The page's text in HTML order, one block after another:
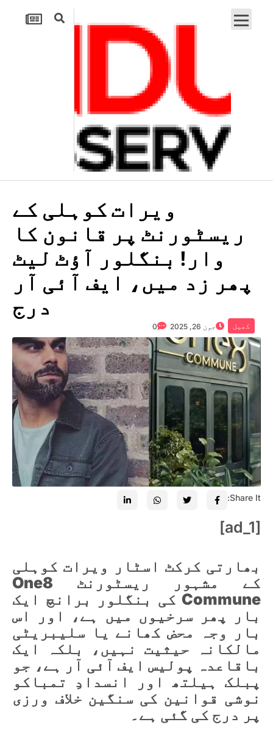
ویرات کوہلی کے
ریسٹورنٹ پر قانون کا
وار! بنگلور آؤٹ لیٹ
پھر زد میں، ایف آئی آر
درج
کھیل جون 26, 2025 0
Share It:
[ad_1]
بھارتی کرکٹ اسٹار ویرات کوہلی
کے مشہور ریسٹورنٹ One8
Commune کی بنگلور برانچ ایک
بار پھر سرخیوں میں ہے، اور اس
بار وجہ محض کھانے یا سلیبریٹی
مالکانہ حیثیت نہیں، بلکہ ایک
باقاعدہ پولیس ایف آئی آر ہے، جو
پبلک ہیلتھ اور انسدادِ تمباکو
نوشی قوانین کی سنگین خلاف ورزی
پر درج کی گئی ہے۔